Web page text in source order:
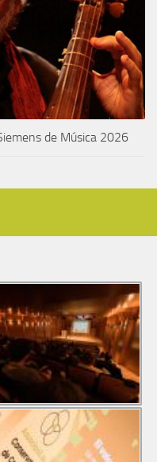
de Música 2026